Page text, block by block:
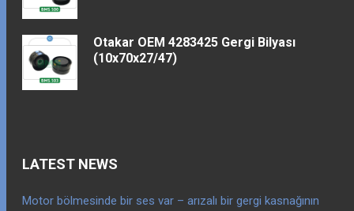
Otakar OEM 4283425 Gergi Bilyası
(10x70x27/47)
LATEST NEWS
Motor bölmesinde bir ses var – arızalı bir gergi kasnağının